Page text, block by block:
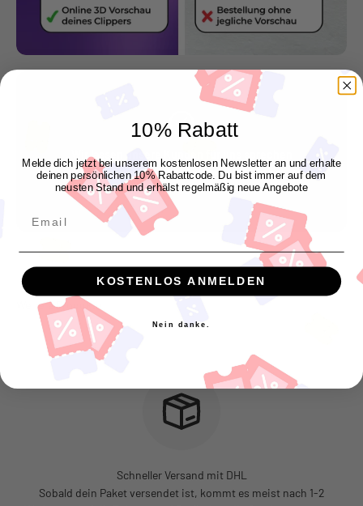
Wir lassen unsere Kunden für uns sprechen
"Genau so wie ich es mir vorgestellt habe"
Manuel P.
Schneller Versand mit DHL
Sobald dein Paket versendet ist, kommt es meist nach 1-2
10% Rabatt
Melde dich jetzt bei unserem kostenlosen Newsletter an und erhalte
deinen persönlichen 10% Rabattcode. Du bist immer auf dem
neusten Stand und erhälst regelmäßig neue Angebote
KOSTENLOS ANMELDEN
Nein danke.